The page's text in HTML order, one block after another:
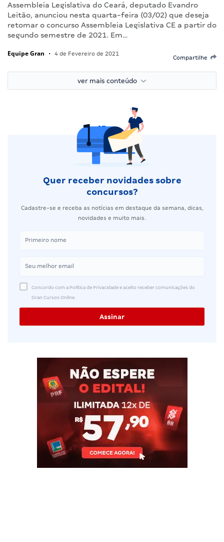
Assembleia Legislativa do Ceará, deputado Evandro
Leitão, anunciou nesta quarta-feira (03/02) que deseja
retomar o concurso Assembleia Legislativa CE a partir do
segundo semestre de 2021. Em…
Equipe Gran • 4 de Fevereiro de 2021
Compartilhe
ver mais conteúdo
Quer receber novidades sobre
concursos?
Cadastre-se e receba as notícias em destaque da semana, dicas,
novidades e muito mais.
Concordo com a Política de Privacidade e aceito receber comunicações do
Gran Cursos Online.